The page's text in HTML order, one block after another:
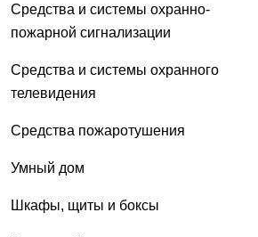
Средства и системы охранно-
пожарной сигнализации
Средства и системы охранного
телевидения
Средства пожаротушения
Умный дом
Шкафы, щиты и боксы